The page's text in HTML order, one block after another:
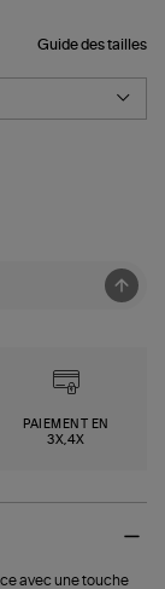
Guide des tailles
PAIEMENT EN
3X,4X
avec une touche